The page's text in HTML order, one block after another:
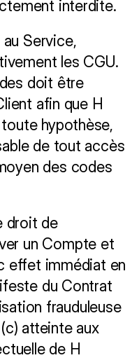
interdite.
Service,
les CGU.
doit être
afin que H
hypothèse,
de tout accès
des codes
droit de
un Compte et
effet immédiat en
du Contrat
frauduleuse
atteinte aux
de H